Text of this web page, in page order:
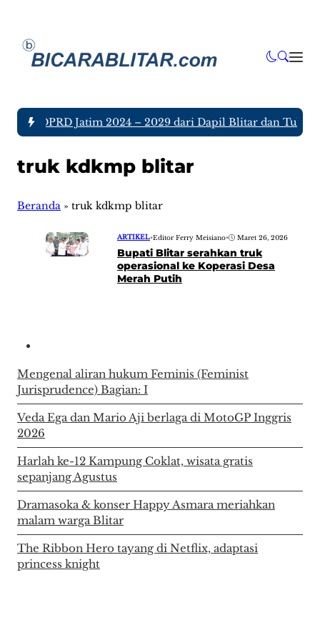
DPRD Jatim 2024 – 2029 dari Dapil Blitar dan
truk kdkmp blitar
Beranda » truk kdkmp blitar
ARTIKEL•Editor Ferry Meisiano• Maret 26, 2026
Bupati Blitar serahkan truk
operasional ke Koperasi Desa
Merah Putih
Mengenal aliran hukum Feminis (Feminist
Jurisprudence) Bagian: I
Veda Ega dan Mario Aji berlaga di MotoGP Inggris
2026
Harlah ke-12 Kampung Coklat, wisata gratis
sepanjang Agustus
Dramasoka & konser Happy Asmara meriahkan
malam warga Blitar
The Ribbon Hero tayang di Netflix, adaptasi
princess knight